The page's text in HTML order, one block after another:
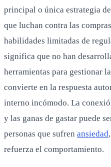
principal o única estrategia
que luchan contra las
habilidades limitadas de
significa que no han
herramientas para gestionar
convierte en la respuesta
interno incómodo. La
y las ganas de gastar puede
personas que sufren ansiedad
refuerza el comportamiento.